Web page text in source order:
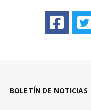
BOLETÍN DE NOTICIAS